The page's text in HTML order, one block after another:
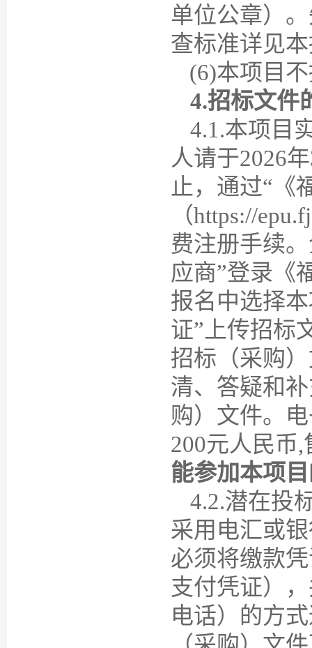
单位公章）
查标准详见
(6)本项目
4.招标文件
4.1.本项目
人请于2026年
止，通过“《
（https://
费注册手续
应商”登录《
报名中选择
证”上传招标
招标（采购
清、答疑和
购）文件。
200元人民币
能参加本项
4.2.潜在投
采用电汇或
必须将缴款
支付凭证）
电话）的方